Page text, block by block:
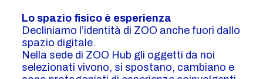
Lo spazio fisico è esperienza
Decliniamo l’identità di ZOO anche fuori dallo
spazio digitale.
Nella sede di ZOO Hub gli oggetti da noi
selezionati vivono, si spostano, cambiano e